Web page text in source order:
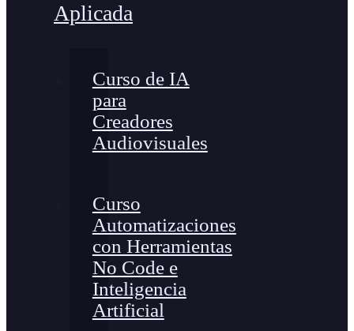
Aplicada
Curso de IA
para
Creadores
Audiovisuales
Curso
Automatizaciones
con Herramientas
No Code e
Inteligencia
Artificial